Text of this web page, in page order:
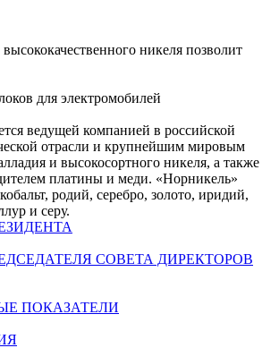
никеля позволит
для электромобилей
ведущей компанией в российской
отрасли и крупнейшим мировым
и высокосортного никеля, а также
платины и меди. «Норникель»
родий, серебро, золото, иридий,
и серу.
СОВЕТА ДИРЕКТОРОВ
ПОКАЗАТЕЛИ